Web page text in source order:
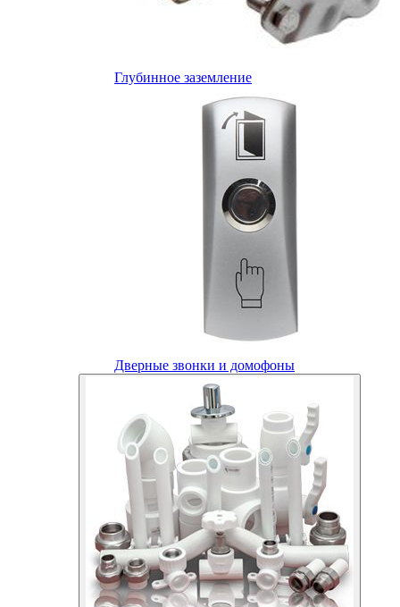
Глубинное заземление
Дверные звонки и домофоны